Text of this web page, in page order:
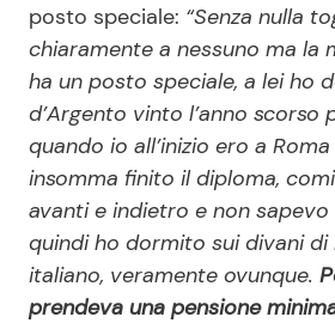
posto speciale: “Senza nulla
chiaramente a nessuno ma la
ha un posto speciale, a lei ho
d’Argento vinto l’anno scorso
quando io all’inizio ero a Roma
insomma finito il diploma,
avanti e indietro e non
quindi ho dormito sui divani di
italiano, veramente ovunque.
prendeva una pensione